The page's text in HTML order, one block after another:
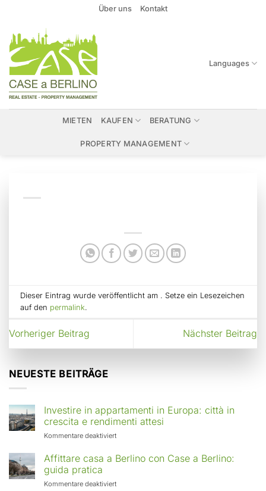
springen
Über uns Kontakt
Languages
MIETEN KAUFEN BERATUNG
PROPERTY MANAGEMENT
Dieser Eintrag wurde veröffentlicht am . Setze ein Lesezeichen
auf den permalink.
Vorheriger Beitrag Nächster Beitrag
NEUESTE BEITRÄGE
Investire in appartamenti in Europa: città in
crescita e rendimenti attesi
Kommentare deaktiviertfür
in
Europa:
Affittare casa a Berlino con Case a Berlino:
guida pratica
Kommentare deaktiviertfür